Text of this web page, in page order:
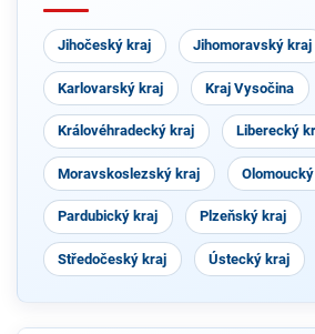
VÝCHODO
ČEŠI
Jihočeský kraj Jihomoravský kraj
Karlovarský kraj Kraj Vysočina
Královéhradecký kraj Liberecký
Moravskoslezský kraj
Pardubický kraj Plzeňský kraj
Středočeský kraj Ústecký kraj